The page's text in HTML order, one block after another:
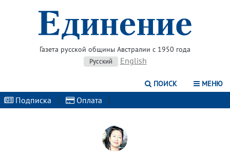
Газета русской общины Австралии с 1950 года
Русский English
ПОИСК МЕНЮ
Подписка | Оплата |